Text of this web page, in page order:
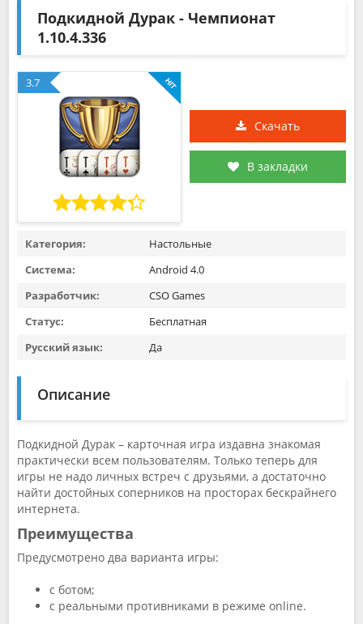
Подкидной Дурак - Чемпионат
1.10.4.336
3.7
Скачать
В закладки
Категория:
Настольные
Система:
Android 4.0
Разработчик:
CSO Games
Статус:
Бесплатная
Русский язык:
Да
Описание
Подкидной Дурак – карточная игра издавна знакомая
практически всем пользователям. Только теперь для
игры не надо личных встреч с друзьями, а достаточно
найти достойных соперников на просторах бескрайнего
интернета.
Преимущества
Предусмотрено два варианта игры:
с ботом;
с реальными противниками в режиме online.